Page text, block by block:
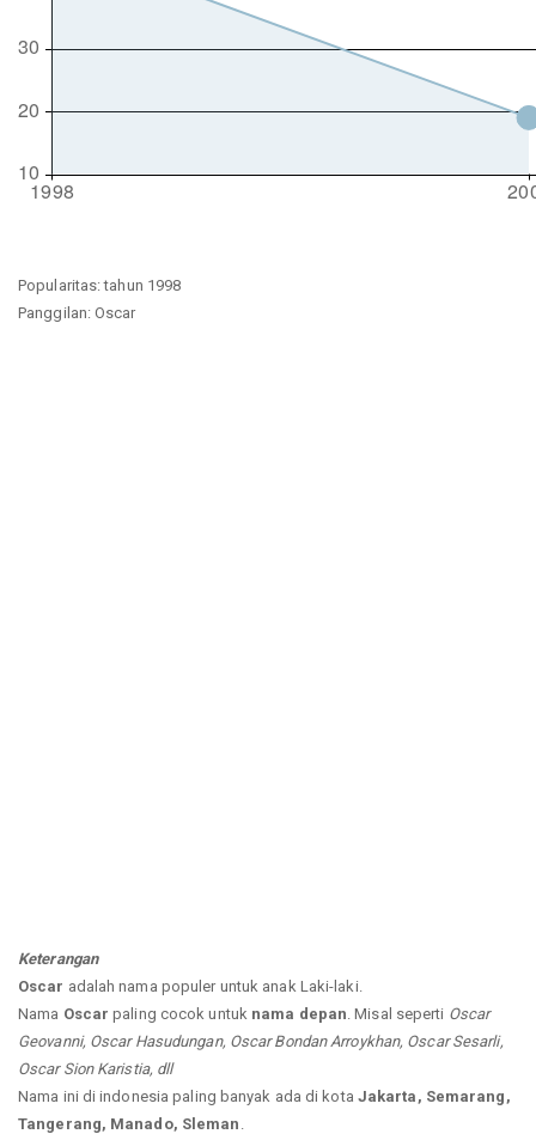
Popularitas: tahun 1998
Panggilan: Oscar
Keterangan
Oscar adalah nama populer untuk anak Laki-laki.
Nama Oscar paling cocok untuk nama depan . Misal seperti Oscar
Geovanni, Oscar Hasudungan, Oscar Bondan Arroykhan, Oscar Sesarli,
Oscar Sion Karistia, dll
Nama ini di indonesia paling banyak ada di kota Jakarta, Semarang,
Tangerang, Manado, Sleman